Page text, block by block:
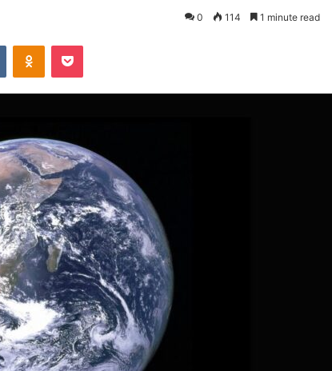
0 114 1 minute read
VKontakteOdnoklassniki
Pocket